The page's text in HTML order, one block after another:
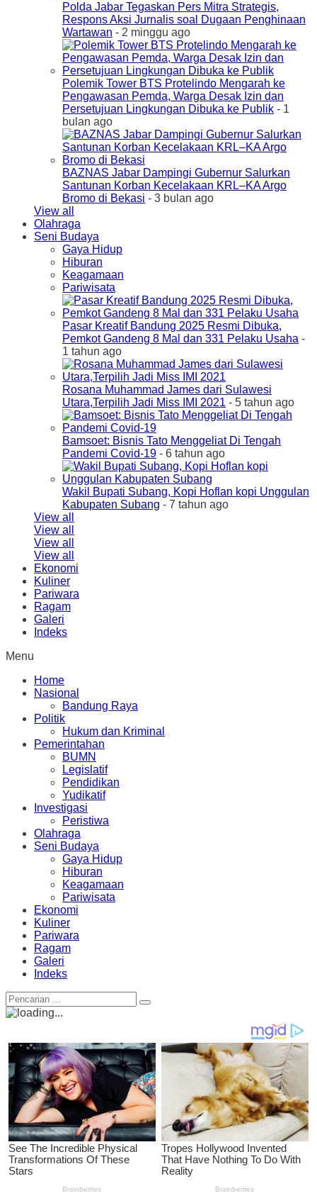
Polda Jabar Tegaskan Pers Mitra Strategis,
Respons Aksi Jurnalis soal Dugaan Penghinaan
Wartawan - 2 minggu ago
Polemik Tower BTS Protelindo Mengarah ke
Pengawasan Pemda, Warga Desak Izin dan
Persetujuan Lingkungan Dibuka ke Publik - 1
bulan ago
BAZNAS Jabar Dampingi Gubernur Salurkan
Santunan Korban Kecelakaan KRL–KA Argo
Bromo di Bekasi - 3 bulan ago
View all
Olahraga
Seni Budaya
Gaya Hidup
Hiburan
Keagamaan
Pariwisata
Pasar Kreatif Bandung 2025 Resmi Dibuka,
Pemkot Gandeng 8 Mal dan 331 Pelaku Usaha -
1 tahun ago
Rosana Muhammad James dari Sulawesi
Utara,Terpilih Jadi Miss IMI 2021 - 5 tahun ago
Bamsoet: Bisnis Tato Menggeliat Di Tengah
Pandemi Covid-19 - 6 tahun ago
Wakil Bupati Subang, Kopi Hoflan kopi Unggulan
Kabupaten Subang - 7 tahun ago
View all
View all
View all
View all
Ekonomi
Kuliner
Pariwara
Ragam
Galeri
Indeks
Menu
Home
Nasional
Bandung Raya
Politik
Hukum dan Kriminal
Pemerintahan
BUMN
Legislatif
Pendidikan
Yudikatif
Investigasi
Peristiwa
Olahraga
Seni Budaya
Gaya Hidup
Hiburan
Keagamaan
Pariwisata
Ekonomi
Kuliner
Pariwara
Ragam
Galeri
Indeks